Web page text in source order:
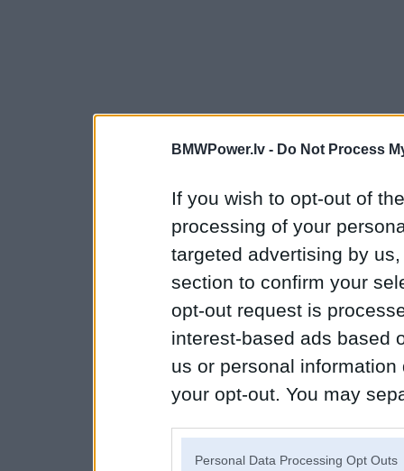
BMWPower.lv - Do Not Process
If you wish to opt-out of
processing of your
targeted advertising by
section to confirm your
opt-out request is
interest-based ads based
us or personal
your opt-out. You may
Personal Data Processing Opt Outs